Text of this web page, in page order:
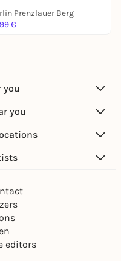
Prenzlauer Berg
€
you
you
editors